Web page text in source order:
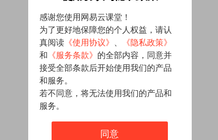
感谢您使用网易云课堂！
为了更好地保障您的个人权益，请认
真阅读 《使用协议》 、
《隐私政策》
和 《服务条款》 的全部内容，同意并
接受全部条款后开始使用我们的产品
和服务。
若不同意，将无法使用我们的产品和
服务。
同意